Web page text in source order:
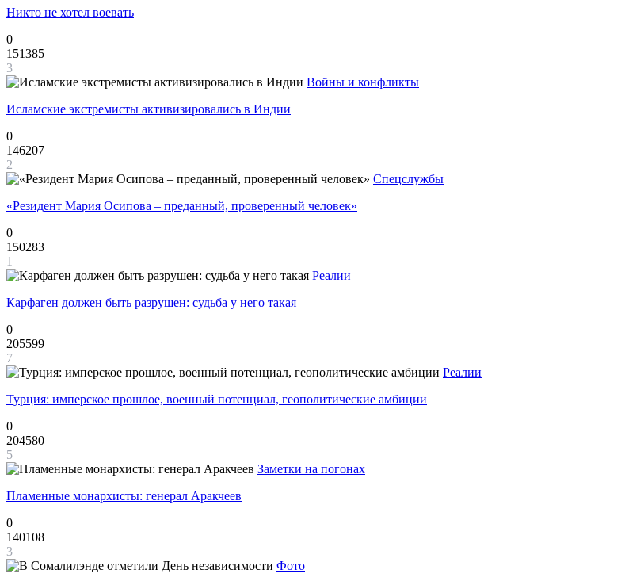
Никто не хотел воевать
0
151385
3
Войны и конфликты
Исламские экстремисты активизировались в Индии
0
146207
2
Спецслужбы
«Резидент Мария Осипова – преданный, проверенный человек»
0
150283
1
Реалии
Карфаген должен быть разрушен: судьба у него такая
0
205599
7
Реалии
Турция: имперское прошлое, военный потенциал, геополитические амбиции
0
204580
5
Заметки на погонах
Пламенные монархисты: генерал Аракчеев
0
140108
3
Фото